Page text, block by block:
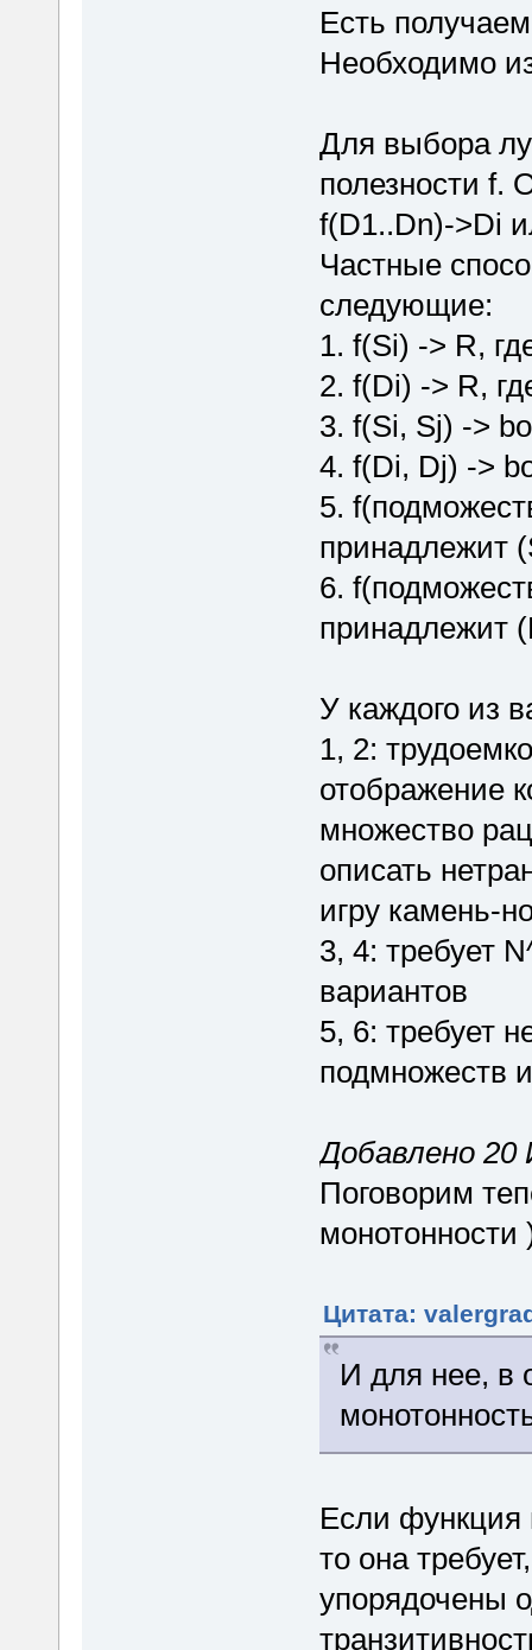
Есть
Необходимо
Для выбора
полезности f.
f(D1..Dn)->Di
Частные
следующие:
1. f(Si) -> R,
2. f(Di) -> R,
3. f(Si, Sj) ->
4. f(Di, Dj) ->
5.
принадлежит
6.
принадлежит
У каждого из
1, 2:
отображение
множество
описать
игру камень-
3, 4: требует
вариантов
5, 6: требует
подмножеств
Добавлено 20
Поговорим
монотонности
Цитата:
И для нее, в
Если функция
то она
упорядочены